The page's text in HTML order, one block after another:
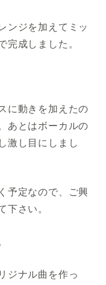
ンジを加えてミッ
完成しました。
に動きを加えたの
あとはボーカルの
激し目にしまし
予定なので、ご興
下さい。
ジナル曲を作っ